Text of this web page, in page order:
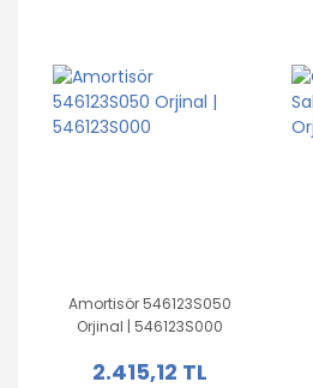
Amortisör 546123S050
Orjinal | 546123S000
2.415,12 TL